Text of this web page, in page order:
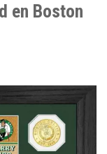
en Boston